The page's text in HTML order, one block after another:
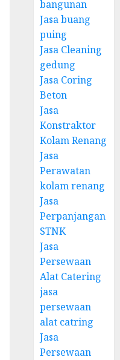
bangunan
Jasa buang
puing
Jasa Cleaning
gedung
Jasa Coring
Beton
Jasa
Konstraktor
Kolam Renang
Jasa
Perawatan
kolam renang
Jasa
Perpanjangan
STNK
Jasa
Persewaan
Alat Catering
jasa
persewaan
alat catring
Jasa
Persewaan